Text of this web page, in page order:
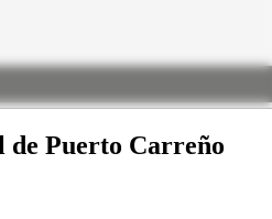
Puerto Carreño